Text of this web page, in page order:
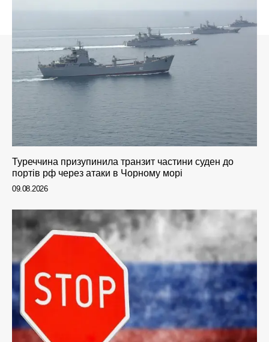
Туреччина призупинила транзит частини суден до
портів рф через атаки в Чорному морі
09.08.2026